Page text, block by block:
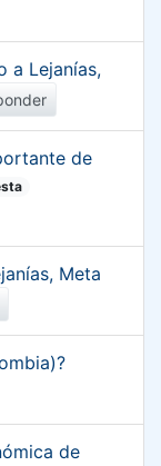
a Lejanías,
de
Meta
de